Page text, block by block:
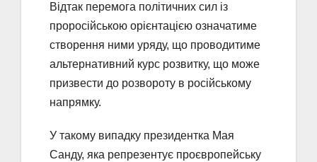
Відтак перемога політичних сил із
проросійською орієнтацією означатиме
створення ними уряду, що проводитиме
альтернативний курс розвитку, що може
призвести до розвороту в російському
напрямку.
У такому випадку президентка Мая
Санду, яка репрезентує проєвропейську